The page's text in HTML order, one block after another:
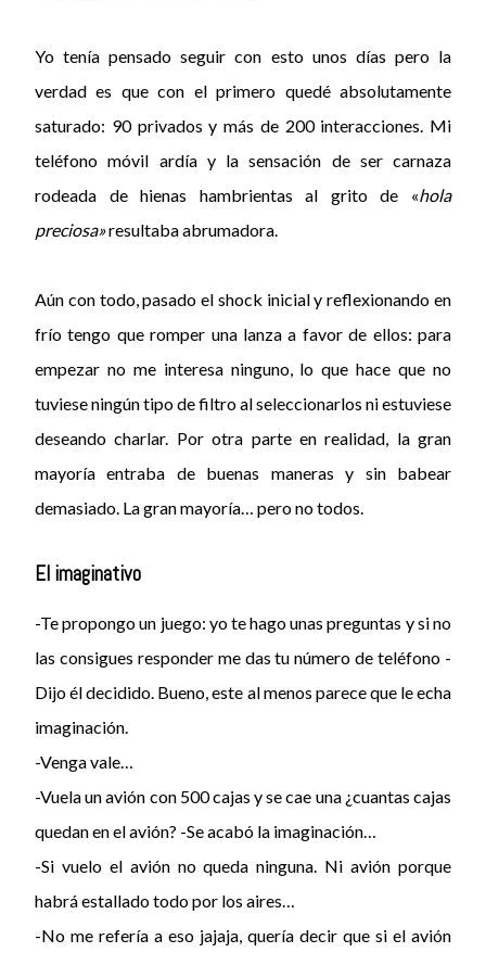
Yo tenía pensado seguir con esto unos días pero la
verdad es que con el primero quedé absolutamente
saturado: 90 privados y más de 200 interacciones. Mi
teléfono móvil ardía y la sensación de ser carnaza
rodeada de hienas hambrientas al grito de «hola
preciosa»resultaba abrumadora.
Aún con todo, pasado el shock inicial y reflexionando en
frío tengo que romper una lanza a favor de ellos: para
empezar no me interesa ninguno, lo que hace que no
tuviese ningún tipo de filtro al seleccionarlos ni estuviese
deseando charlar. Por otra parte en realidad, la gran
mayoría entraba de buenas maneras y sin babear
demasiado. La gran mayoría… pero no todos.
El imaginativo
-Te propongo un juego: yo te hago unas preguntas y si no
las consigues responder me das tu número de teléfono -
Dijo él decidido. Bueno, este al menos parece que le echa
imaginación.
-Venga vale…
-Vuela un avión con 500 cajas y se cae una ¿cuantas cajas
quedan en el avión? -Se acabó la imaginación…
-Si vuelo el avión no queda ninguna. Ni avión porque
habrá estallado todo por los aires…
-No me refería a eso jajaja, quería decir que si el avión